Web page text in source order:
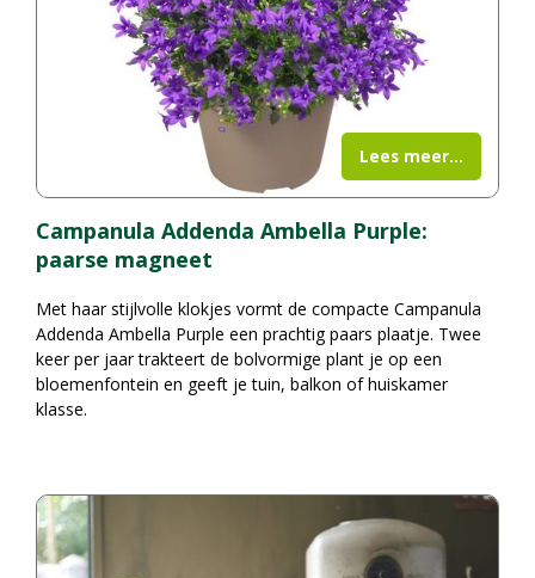
Campanula Addenda Ambella Purple:
paarse magneet
Met haar stijlvolle klokjes vormt de compacte Campanula
Addenda Ambella Purple een prachtig paars plaatje. Twee
keer per jaar trakteert de bolvormige plant je op een
bloemenfontein en geeft je tuin, balkon of huiskamer
klasse.
Lees meer...